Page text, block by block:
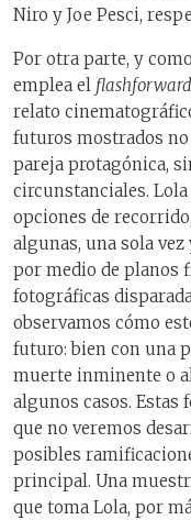
Niro y Joe Pesci,
Por otra parte, y
emplea el flashforward
relato
futuros mostrados
pareja protagónica,
circunstanciales. Lola
opciones de
algunas, una sola
por medio de planos
fotográficas
observamos cómo
futuro: bien con una
muerte inminente o
algunos casos.
que no veremos
posibles
principal. Una
que toma Lola, por